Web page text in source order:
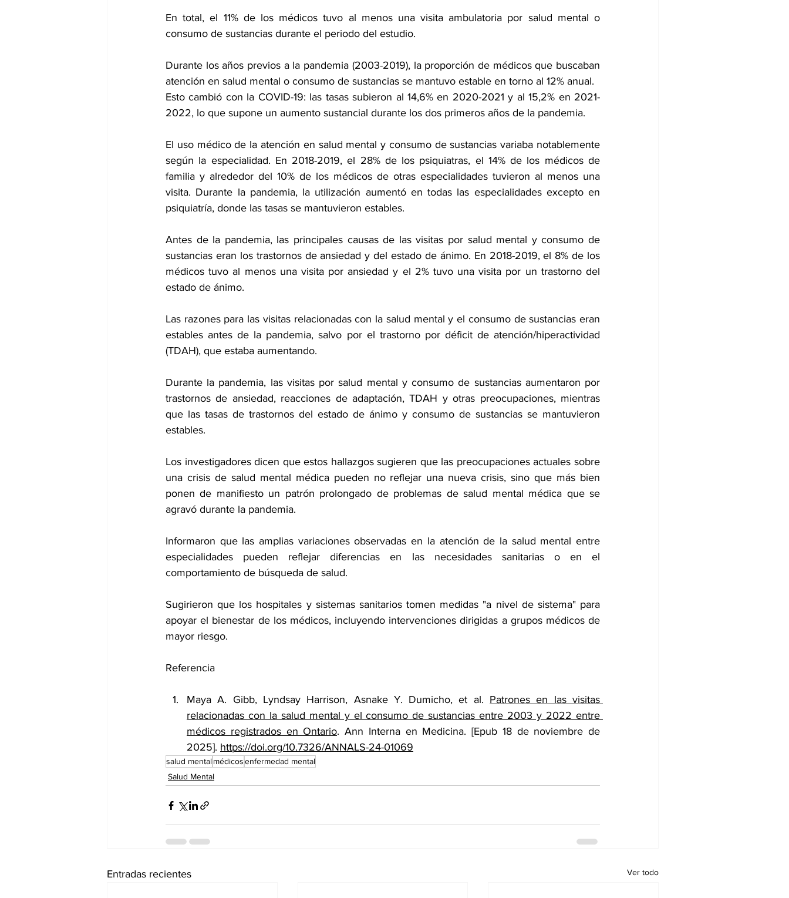
En total, el 11% de los médicos tuvo al menos una visita ambulatoria por salud mental o
consumo de sustancias durante el periodo del estudio.
Durante los años previos a la pandemia (2003-2019), la proporción de médicos que buscaban
atención en salud mental o consumo de sustancias se mantuvo estable en torno al 12% anual.
Esto cambió con la COVID-19: las tasas subieron al 14,6% en 2020-2021 y al 15,2% en 2021-
2022, lo que supone un aumento sustancial durante los dos primeros años de la pandemia.
El uso médico de la atención en salud mental y consumo de sustancias variaba notablemente
según la especialidad. En 2018-2019, el 28% de los psiquiatras, el 14% de los médicos de
familia y alrededor del 10% de los médicos de otras especialidades tuvieron al menos una
visita. Durante la pandemia, la utilización aumentó en todas las especialidades excepto en
psiquiatría, donde las tasas se mantuvieron estables.
Antes de la pandemia, las principales causas de las visitas por salud mental y consumo de
sustancias eran los trastornos de ansiedad y del estado de ánimo. En 2018-2019, el 8% de los
médicos tuvo al menos una visita por ansiedad y el 2% tuvo una visita por un trastorno del
estado de ánimo.
Las razones para las visitas relacionadas con la salud mental y el consumo de sustancias eran
estables antes de la pandemia, salvo por el trastorno por déficit de atención/hiperactividad
(TDAH), que estaba aumentando.
Durante la pandemia, las visitas por salud mental y consumo de sustancias aumentaron por
trastornos de ansiedad, reacciones de adaptación, TDAH y otras preocupaciones, mientras
que las tasas de trastornos del estado de ánimo y consumo de sustancias se mantuvieron
estables.
Los investigadores dicen que estos hallazgos sugieren que las preocupaciones actuales sobre
una crisis de salud mental médica pueden no reflejar una nueva crisis, sino que más bien
ponen de manifiesto un patrón prolongado de problemas de salud mental médica que se
agravó durante la pandemia.
Informaron que las amplias variaciones observadas en la atención de la salud mental entre
especialidades pueden reflejar diferencias en las necesidades sanitarias o en el
comportamiento de búsqueda de salud.
Sugirieron que los hospitales y sistemas sanitarios tomen medidas "a nivel de sistema" para
apoyar el bienestar de los médicos, incluyendo intervenciones dirigidas a grupos médicos de
mayor riesgo.
Referencia
Maya A. Gibb, Lyndsay Harrison, Asnake Y. Dumicho, et al. Patrones en las visitas
relacionadas con la salud mental y el consumo de sustancias entre 2003 y 2022 entre
médicos registrados en Ontario. Ann Interna en Medicina. [Epub 18 de noviembre de
2025]. https://doi.org/10.7326/ANNALS-24-01069
salud mentalmédicosenfermedad mental
Salud Mental
Entradas recientes Ver todo